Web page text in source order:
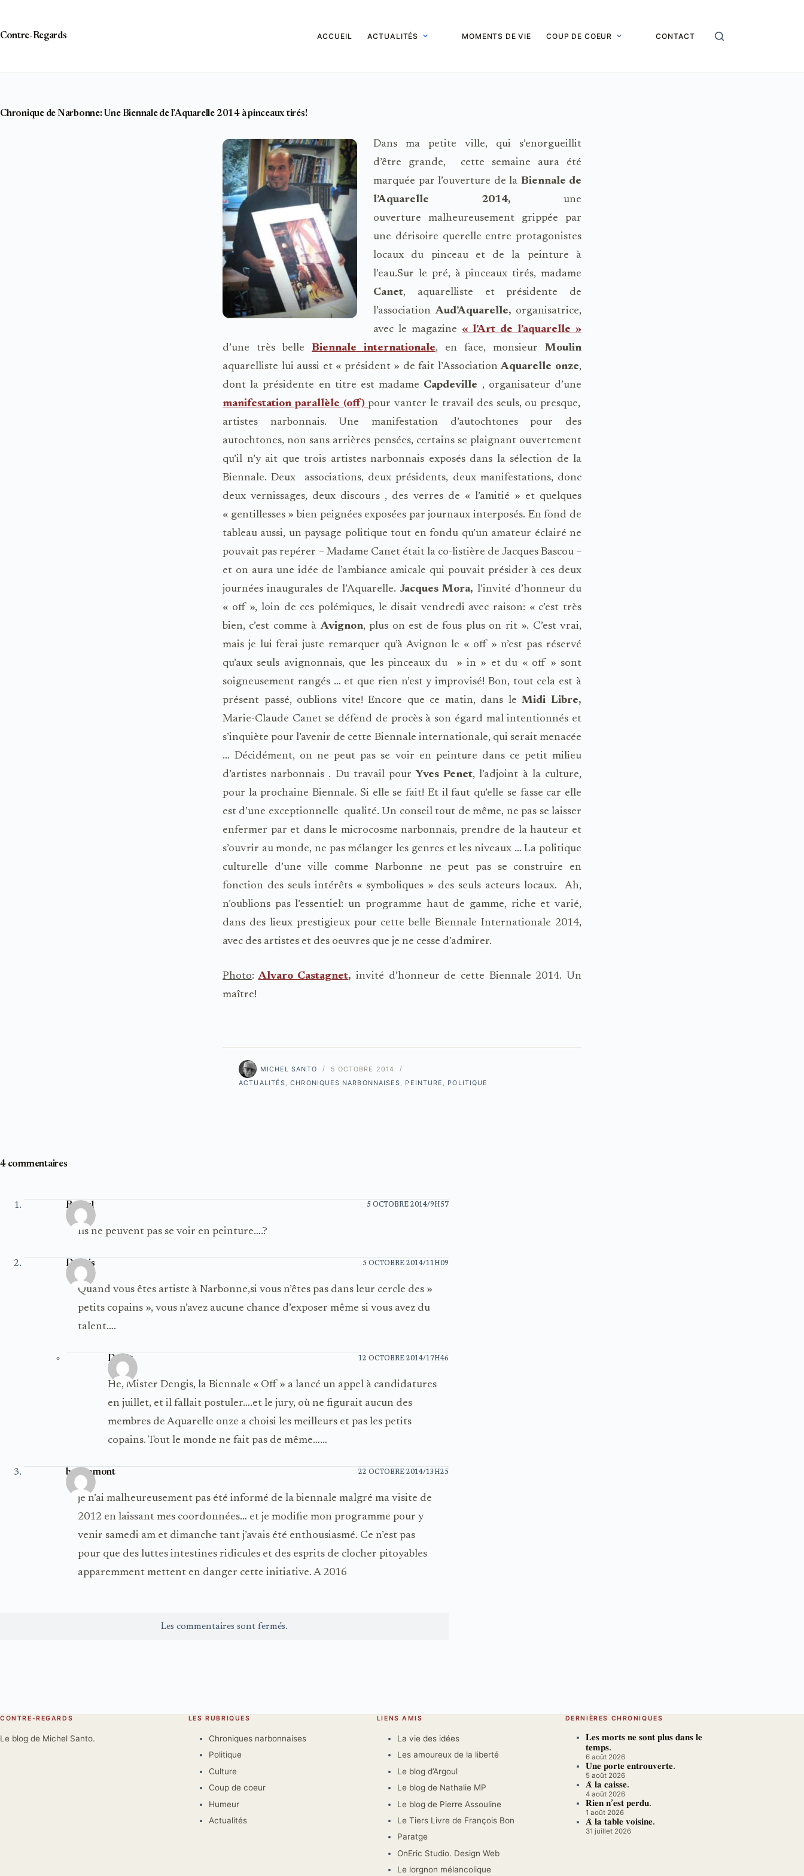
Contre-Regards
ACCUEIL ACTUALITÉS MOMENTS DE VIE COUP DE COEUR CONTACT
Chronique de Narbonne: Une Biennale de l’Aquarelle 2014 à pinceaux tirés!
Dans ma petite ville, qui s’enorgueillit
d’être grande, cette semaine aura été
marquée par l’ouverture de la Biennale de
l’Aquarelle 2014, une
ouverture
malheureusement grippée par
une dérisoire querelle entre protagonistes
locaux du pinceau et de la peinture à
l’eau.Sur le pré, à pinceaux tirés, madame
Canet, aquarelliste et présidente de
l’associationAud’Aquarelle, organisatrice,
avec le magazine « l’Art de l’aquarelle »
d’une très belle Biennale internationale, en face, monsieur Moulin
aquarelliste lui aussi et « président » de fait l’AssociationAquarelle onze,
dont la présidente en titre est madame Capdeville , organisateur d’une
manifestation parallèle (off)pour vanter le travail des seuls, ou presque,
artistes narbonnais. Une manifestation d’autochtones pour des
autochtones, non sans arrières pensées, certains se plaignant ouvertement
qu’il n’y ait que trois artistes narbonnais exposés dans la sélection de la
Biennale. Deux associations, deux présidents, deux manifestations, donc
deux vernissages, deux discours , des verres de « l’amitié » et quelques
« gentillesses » bien peignées exposées par journaux interposés. En fond de
tableau aussi, un paysage politique tout en fondu qu’un amateur éclairé ne
pouvait pas repérer – Madame Canet était la co-listière de Jacques Bascou –
et on aura une idée de l’ambiance amicale qui pouvait présider à ces deux
journées inaugurales de l’Aquarelle. Jacques Mora, l’invité d’honneur du
« off », loin de ces polémiques, le disait vendredi avec raison: « c’est très
bien, c’est comme àAvignon, plus on est de fous plus on rit ». C’est vrai,
mais je lui ferai juste remarquer qu’à Avignon le « off » n’est pas réservé
qu’aux seuls avignonnais, que les pinceaux du » in » et du « off » sont
soigneusement rangés … et que rien n’est y improvisé! Bon, tout cela est à
présent passé, oublions vite! Encore que ce matin, dans le Midi Libre,
Marie-Claude Canet se défend de procès à son égard mal intentionnés et
s’inquiète pour l’avenir de cette Biennale internationale, qui serait menacée
… Décidément, on ne peut pas se voir en peinture dans ce petit milieu
d’artistes narbonnais . Du travail pour Yves Penet, l’adjoint à la culture,
pour la prochaine Biennale. Si elle se fait! Et il faut qu’elle se fasse car elle
est d’une exceptionnelle qualité. Un conseil tout de même, ne pas se laisser
enfermer par et dans le microcosme narbonnais, prendre de la hauteur et
s’ouvrir au monde, ne pas mélanger les genres et les niveaux … La politique
culturelle d’une ville comme Narbonne ne peut pas se construire en
fonction des seuls intérêts « symboliques » des seuls acteurs locaux. Ah,
n’oublions pas l’essentiel: un programme haut de gamme, riche et varié,
dans des lieux prestigieux pour cette belle Biennale Internationale 2014,
avec des artistes et des oeuvres que je ne cesse d’admirer.
Photo: Alvaro Castagnet, invité d’honneur de cette Biennale 2014. Un
maître!
MICHEL SANTO
5 OCTOBRE 2014
ACTUALITÉS,CHRONIQUES NARBONNAISES, PEINTURE , POLITIQUE
4 commentaires
Raynal 5 OCTOBRE 2014/9H57
Ils ne peuvent pas se voir en peinture….?
Dengis 5 OCTOBRE 2014/11H09
Quand vous êtes artiste à Narbonne,si vous n’êtes pas dans leur cercle des »
petits copains », vous n’avez aucune chance d’exposer même si vous avez du
talent….
Dévêt 12 OCTOBRE 2014/17H46
Hé, Mister Dengis, la Biennale « Off » a lancé un appel à candidatures
en juillet, et il fallait postuler….et le jury, où ne figurait aucun des
membres de Aquarelle onze a choisi les meilleurs et pas les petits
copains. Tout le monde ne fait pas de même……
boucomont 22 OCTOBRE 2014/13H25
je n’ai malheureusement pas été informé de la biennale malgré ma visite de
2012 en laissant mes coordonnées… et je modifie mon programme pour y
venir samedi am et dimanche tant j’avais été enthousiasmé. Ce n’est pas
pour que des luttes intestines ridicules et des esprits de clocher pitoyables
apparemment mettent en danger cette initiative. A 2016
Les commentaires sont fermés.
CONTRE-REGARDS
Le blog de Michel Santo.
LES RUBRIQUES
Chroniques narbonnaises
Politique
Culture
Coup de coeur
Humeur
Actualités
LIENS AMIS
La vie des idées
Les amoureux de la liberté
Le blog d’Argoul
Le blog de Nathalie MP
Le blog de Pierre Assouline
Le Tiers Livre de François Bon
Paratge
OnEric Studio. Design Web
Le lorgnon mélancolique
DERNIÈRES CHRONIQUES
𝐋𝐞𝐬 𝐦𝐨𝐫𝐭𝐬 𝐧𝐞 𝐬𝐨𝐧𝐭 𝐩𝐥𝐮𝐬 𝐝𝐚𝐧𝐬 𝐥𝐞
𝐭𝐞𝐦𝐩𝐬.
6 août 2026
𝐔𝐧𝐞 𝐩𝐨𝐫𝐭𝐞 𝐞𝐧𝐭𝐫𝐨𝐮𝐯𝐞𝐫𝐭𝐞.
5 août 2026
𝐀̀ 𝐥𝐚 𝐜𝐚𝐢𝐬𝐬𝐞.
4 août 2026
𝐑𝐢𝐞𝐧 𝐧’𝐞𝐬𝐭 𝐩𝐞𝐫𝐝𝐮.
1 août 2026
𝐀̀ 𝐥𝐚 𝐭𝐚𝐛𝐥𝐞 𝐯𝐨𝐢𝐬𝐢𝐧𝐞.
31 juillet 2026